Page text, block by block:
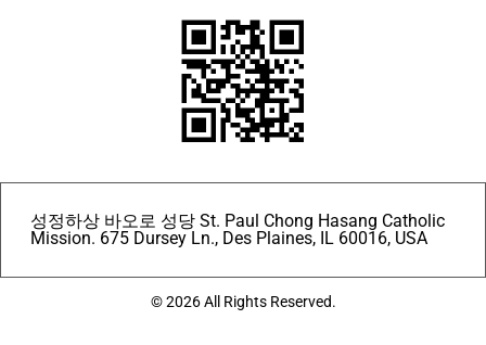
성정하상 바오로 성당 St. Paul Chong Hasang Catholic
Mission. 675 Dursey Ln., Des Plaines, IL 60016, USA
© 2026 All Rights Reserved.